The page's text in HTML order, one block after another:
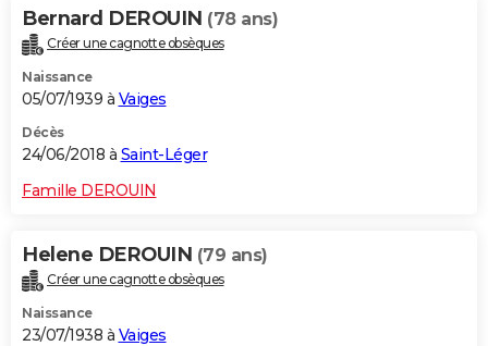
Dictionnaire
Biographies
Citations
Expressions
Proverbes
PROGRAMME TV
COPAINS D'AVANT
S'inscrire
Se connecter
Lycées
Collèges
Primaires
Universités
Entreprises
Service militaire
Avis de recherche
AVIS DE DÉCÈS
Bernard DEROUIN (78 ans)
Créer une cagnotte obsèques
Naissance
05/07/1939 à Vaiges
Décès
24/06/2018 à Saint-Léger
Famille DEROUIN
Helene DEROUIN (79 ans)
Créer une cagnotte obsèques
Naissance
23/07/1938 à Vaiges